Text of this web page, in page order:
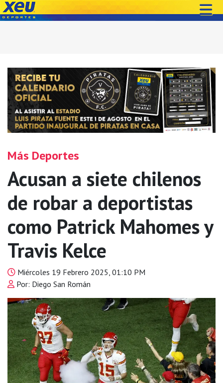
Más Deportes
Acusan a siete chilenos
de robar a deportistas
como Patrick Mahomes y
Travis Kelce
Miércoles 19 Febrero 2025, 01:10 PM
Por: Diego San Román